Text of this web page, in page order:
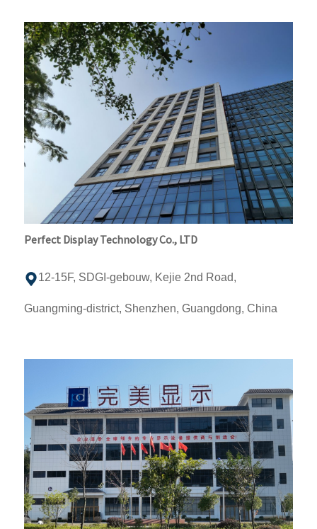
Perfect Display Technology Co., LTD
12-15F, SDGI-gebouw, Kejie 2nd Road,
Guangming-district, Shenzhen, Guangdong, China